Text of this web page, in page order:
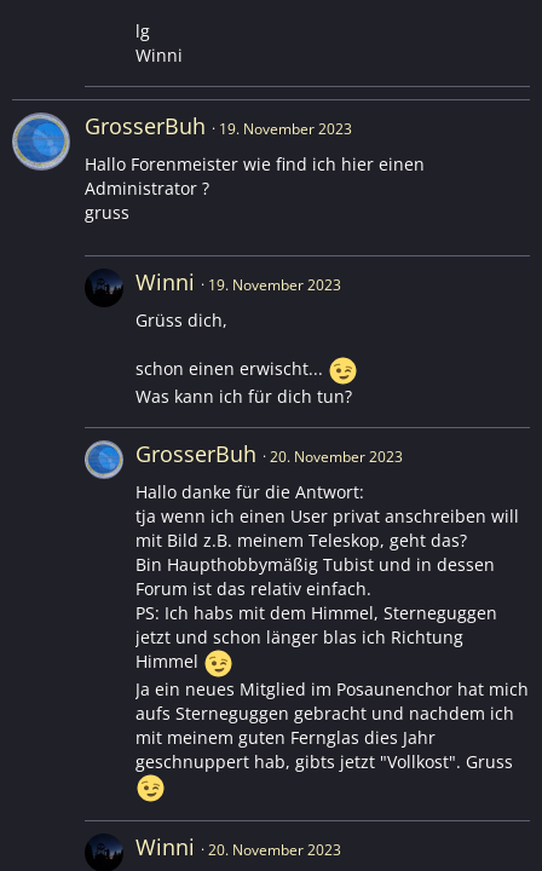
lg
Winni
GrosserBuh 19. November 2023
Hallo Forenmeister wie find ich hier einen
Administrator ?
gruss
Winni 19. November 2023
Grüss dich,
schon einen erwischt...
Was kann ich für dich tun?
GrosserBuh 20. November 2023
Hallo danke für die Antwort:
tja wenn ich einen User privat anschreiben will
mit Bild z.B. meinem Teleskop, geht das?
Bin Haupthobbymäßig Tubist und in dessen
Forum ist das relativ einfach.
PS: Ich habs mit dem Himmel, Sterneguggen
jetzt und schon länger blas ich Richtung
Himmel
Ja ein neues Mitglied im Posaunenchor hat mich
aufs Sterneguggen gebracht und nachdem ich
mit meinem guten Fernglas dies Jahr
geschnuppert hab, gibts jetzt "Vollkost". Gruss
Winni 20. November 2023